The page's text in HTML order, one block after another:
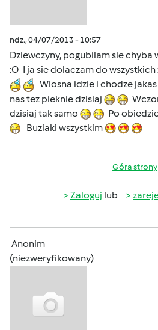
ndz., 04/07/2013 - 10:57
Dziewczyny, pogubilam sie chyba
:O I ja sie dolaczam do
Wiosna idzie i chodze
nas tez pieknie dzisiaj
dzisiaj tak samo
Po
Buziaki wszystkim
Góra strony
Zaloguj lub
Anonim
(niezweryfikowany)